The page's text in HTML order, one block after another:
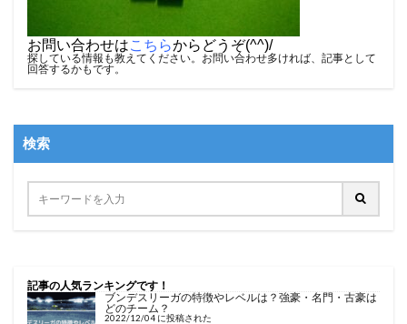
お問い合わせはこちらからどうぞ(^^)/
探している情報も教えてください。お問い合わせ多ければ、記事として
回答するかもです。
検索
記事の人気ランキングです！
ブンデスリーガの特徴やレベルは？強豪・名門・古豪は
どのチーム？
2022/12/04 に投稿された